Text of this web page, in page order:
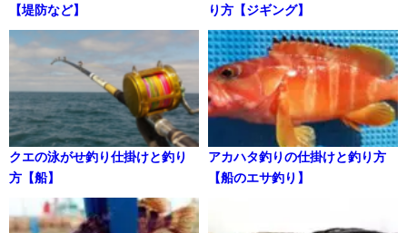
【堤防など】
り方【ジギング】
クエの泳がせ釣り仕掛けと釣り
方【船】
アカハタ釣りの仕掛けと釣り方
【船のエサ釣り】